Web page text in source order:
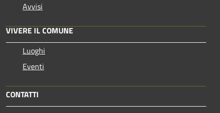
Avvisi
VIVERE IL COMUNE
Luoghi
Eventi
CONTATTI